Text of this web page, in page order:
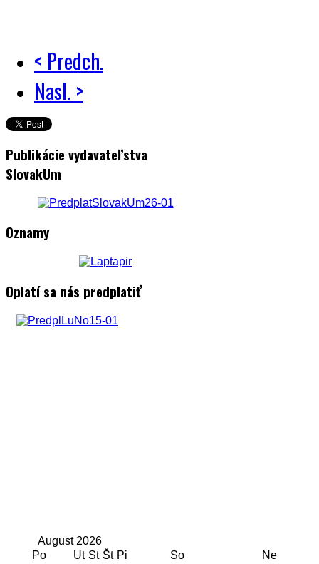
< Predch.
Nasl. >
Publikácie vydavateľstva
SlovakUm
Oznamy
Oplatí sa nás predplatiť
August 2026
Po
Ut St Št Pi So
Ne